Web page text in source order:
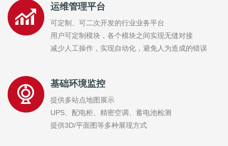
运维管理平台
可定制、可二次开发的行业业务平台
用户可定制模块，各个模块之间实现无缝对接
减少人工操作，实现自动化，避免人为造成的错误
基础环境监控
提供多站点地图展示
UPS、配电柜、精密空调、蓄电池检测
提供3D/平面图等多种展现方式